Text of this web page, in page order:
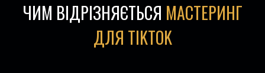
ЧИМ ВІДРІЗНЯЄТЬСЯ МАСТЕРИНГ
ДЛЯ TIKTOK